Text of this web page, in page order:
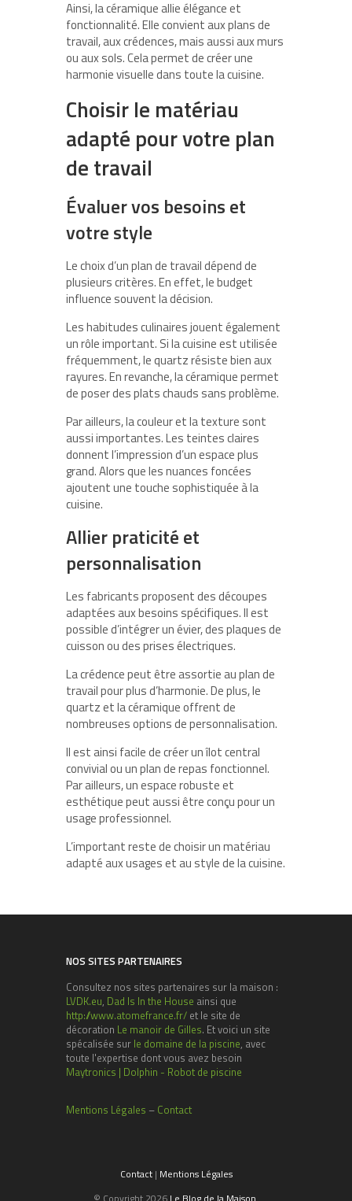
Ainsi, la céramique allie élégance et
fonctionnalité. Elle convient aux plans de
travail, aux crédences, mais aussi aux murs
ou aux sols. Cela permet de créer une
harmonie visuelle dans toute la cuisine.
Choisir le matériau
adapté pour votre plan
de travail
Évaluer vos besoins et
votre style
Le choix d’un plan de travail dépend de
plusieurs critères. En effet, le budget
influence souvent la décision.
Les habitudes culinaires jouent également
un rôle important. Si la cuisine est utilisée
fréquemment, le quartz résiste bien aux
rayures. En revanche, la céramique permet
de poser des plats chauds sans problème.
Par ailleurs, la couleur et la texture sont
aussi importantes. Les teintes claires
donnent l’impression d’un espace plus
grand. Alors que les nuances foncées
ajoutent une touche sophistiquée à la
cuisine.
Allier praticité et
personnalisation
Les fabricants proposent des découpes
adaptées aux besoins spécifiques. Il est
possible d’intégrer un évier, des plaques de
cuisson ou des prises électriques.
La crédence peut être assortie au plan de
travail pour plus d’harmonie. De plus, le
quartz et la céramique offrent de
nombreuses options de personnalisation.
Il est ainsi facile de créer un îlot central
convivial ou un plan de repas fonctionnel.
Par ailleurs, un espace robuste et
esthétique peut aussi être conçu pour un
usage professionnel.
L’important reste de choisir un matériau
adapté aux usages et au style de la cuisine.
NOS SITES PARTENAIRES
Consultez nos sites partenaires sur la maison :
LVDK.eu, Dad Is In the House ainsi que
http://www.atomefrance.fr/ et le site de
décoration Le manoir de Gilles. Et voici un site
spécalisée sur le domaine de la piscine, avec
toute l'expertise dont vous avez besoin
Maytronics | Dolphin - Robot de piscine
Mentions Légales – Contact
Contact| Mentions Légales